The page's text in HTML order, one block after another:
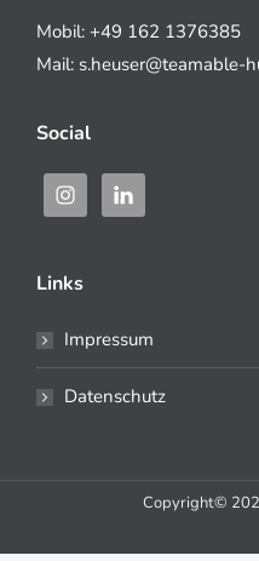
Mobil: +49 162 1376385
Mail: s.heuser@teamable-
Social
Links
Impressum
Datenschutz
Copyright©